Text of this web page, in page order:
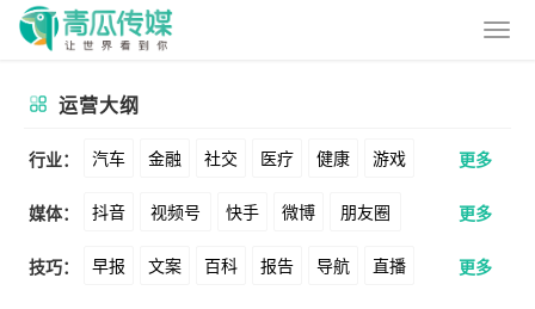
运营大纲
行业： 汽车 金融 社交 医疗 健康 游戏
动漫 美妆 美食 家装 教育 婚纱
酒旅 母婴 宠物 文娱 跨境 科技
更多
媒体： 抖音 视频号 快手 微博 朋友圈
公众号 B站 小红书 头条 知乎
更多
技巧： 早报 文案 百科 报告 导航 直播 更多